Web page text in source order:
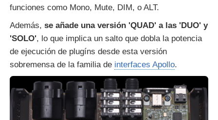
funciones como Mono, Mute, DIM, o ALT.
Además, se añade una versión 'QUAD' a las 'DUO' y
'SOLO', lo que implica un salto que dobla la potencia
de ejecución de plugíns desde esta versión
sobremensa de la familia de interfaces Apollo.